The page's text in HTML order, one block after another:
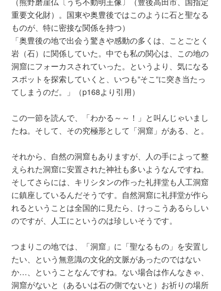
重要文化財）。国東や奥豊後ではこのように石と聖なる
ものが、特に密接な関係を持つ）
「奥豊後の地で出会う驚きや感動の多くは、ことごとく
岩（石）に関係していた。中でも私の関心は、この地の
洞窟にフォーカスされていった。というより、気になる
スポットを探索していくと、いつも”そこ”に突き当たっ
てしまうのだ。」（p168より引用）
この一節を読んで、「わかる～～！」と叫んじゃいまし
たね。そして、その究極形として「洞窟」がある、と。
それから、自然の洞窟もありますが、人の手によって整
えられた洞窟に安置された神社も多いようなんですね。
そしてさらには、キリシタンの作った礼拝堂も人工洞窟
に鎮座しているんだそうです。自然洞窟に礼拝堂が作ら
れるということは全国的に見たら、けっこうあるらしい
のですが、人工にというのは珍しいそうです。
つまりこの地では、「洞窟」に「聖なるもの」を安置し
たい、という無意識の文化的文脈があったのではない
か…、ということなんですね。ない場合は作んなきゃ、
洞窟がないと（あるいは石の側でないと）お祈りの場所